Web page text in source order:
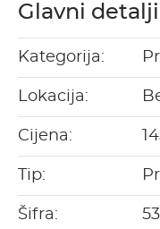
Glavni detalji
Kategorija:
Lokacija:
Cijena:
Tip:
Šifra: